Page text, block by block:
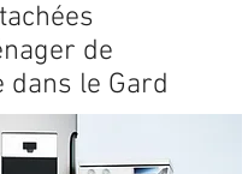
de
dans le Gard